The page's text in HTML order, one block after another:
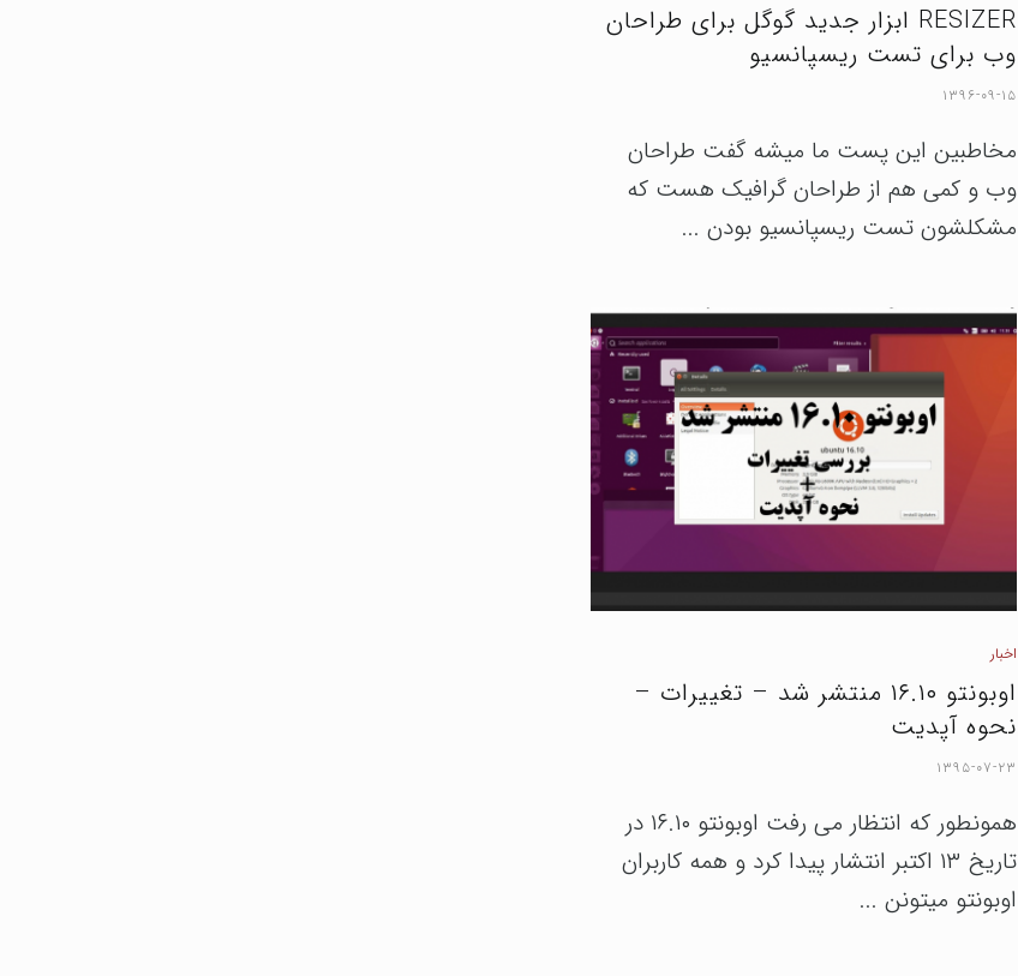
RESIZER ابزار جدید گوگل برای طراحان
وب برای تست ریسپانسیو
۱۳۹۶-۰۹-۱۵
مخاطبین این پست ما میشه گفت طراحان
وب و کمی هم از طراحان گرافیک هست که
مشکلشون تست ریسپانسیو بودن ...
اخبار
اوبونتو ۱۶.۱۰ منتشر شد – تغییرات –
نحوه آپدیت
۱۳۹۵-۰۷-۲۳
همونطور که انتظار می رفت اوبونتو ۱۶.۱۰ در
تاریخ ۱۳ اکتبر انتشار پیدا کرد و همه کاربران
اوبونتو میتونن ...